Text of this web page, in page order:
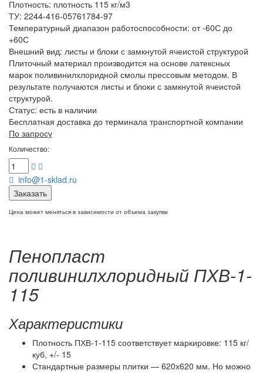
Плотность: плотность 115 кг/м3
ТУ: 2244-416-05761784-97
Температурный диапазон работоспособности: от -60С до
+60С
Внешний вид: листы и блоки с замкнутой ячеистой структурой
Плиточный материал производится на основе латексных
марок поливинилхлоридной смолы прессовым методом. В
результате получаются листы и блоки с замкнутой ячеистой
структурой.
Статус: есть в наличии
Бесплатная доставка до терминала транспортной компании
По запросу
Количество:
info@1-sklad.ru
Заказать
Цена может меняться в зависимости от объема закупки
Пенопласт
поливинилхлоридный ПХВ-1-
115
Характеристики
Плотность ПХВ-1-115 соответствует маркировке: 115 кг/
куб, +/- 15
Стандартные размеры плитки — 620х620 мм. Но можно